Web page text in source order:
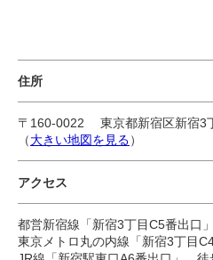
住所
〒160-0022 東京都新宿区新宿3
（大きい地図を見る）
アクセス
都営新宿線「新宿3丁目C5番出口
東京メトロ丸の内線「新宿3丁目